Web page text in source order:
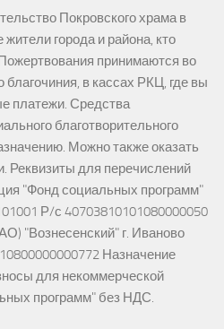
Покровского храма в
города и района, кто
принимаются во
благочиния, в кассах РКЦ, где вы
платежи. Средства
благотворительного
Можно также оказать
Реквизиты для перечислений
"Фонд социальных программ"
Р/с 40703810101080000050
"Вознесенский" г. Иваново
Назначение
для некоммерческой
программ" без НДС.